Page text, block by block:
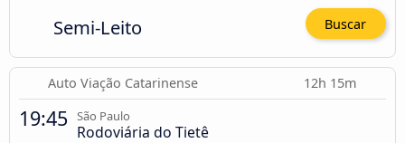
Semi-Leito Buscar
Auto Viação Catarinense 12h 15m
19:45 São Paulo
Rodoviária do Tietê